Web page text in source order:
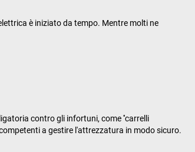
è iniziato da tempo. Mentre molti ne
contro gli infortuni, come ''carrelli
a gestire l'attrezzatura in modo sicuro.